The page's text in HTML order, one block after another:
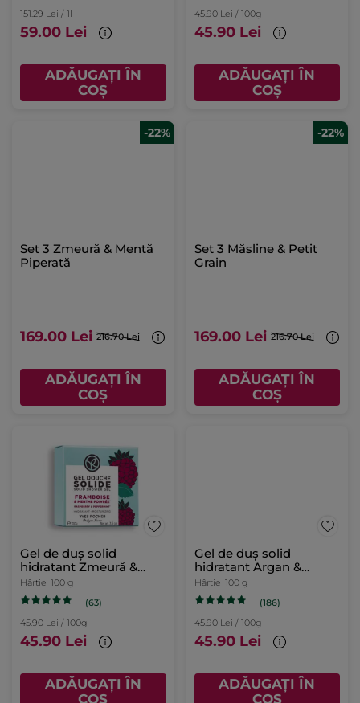
151.29 Lei / 1l
59.00 Lei
ADĂUGAȚI ÎN
COȘ
45.90 Lei / 100g
45.90 Lei
ADĂUGAȚI ÎN
COȘ
-22%
Set 3 Zmeură & Mentă
Piperată
169.00 Lei 216.70 Lei
ADĂUGAȚI ÎN
COȘ
-22%
Set 3 Măsline & Petit
Grain
169.00 Lei 216.70 Lei
ADĂUGAȚI ÎN
COȘ
Gel de duș solid
hidratant Zmeură &
Mentă Piperată
Hârtie 100 g
(63)
45.90 Lei / 100g
45.90 Lei
ADĂUGAȚI ÎN
COȘ
Gel de duș solid
hidratant Argan &
Trandafir Bio din Maroc
Hârtie 100 g
(186)
45.90 Lei / 100g
45.90 Lei
ADĂUGAȚI ÎN
COȘ